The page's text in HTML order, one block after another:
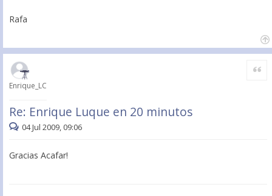
Rafa
Enrique_LC
Re: Enrique Luque en 20 minutos
Citar
04 Jul 2009, 09:06
Gracias Acafar!